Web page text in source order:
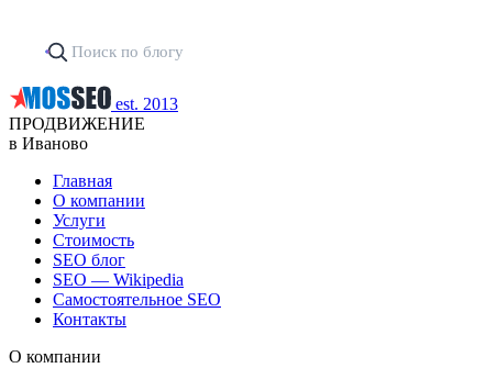
est. 2013
ПРОДВИЖЕНИЕ
в Иваново
Главная
О компании
Услуги
Стоимость
SEO блог
SEO — Wikipedia
Самостоятельное SEO
Контакты
О компании